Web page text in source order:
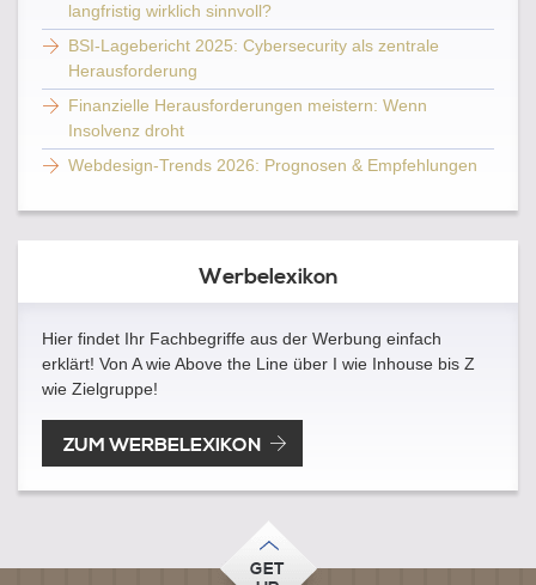
langfristig wirklich sinnvoll?
BSI-Lagebericht 2025: Cybersecurity als zentrale
Herausforderung
Finanzielle Herausforderungen meistern: Wenn
Insolvenz droht
Webdesign-Trends 2026: Prognosen & Empfehlungen
Werbelexikon
Hier findet Ihr Fachbegriffe aus der Werbung einfach
erklärt! Von A wie Above the Line über I wie Inhouse bis Z
wie Zielgruppe!
ZUM WERBELEXIKON
GET